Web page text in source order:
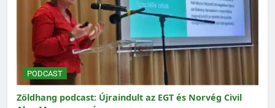
PODCAST
Zöldhang podcast: Újraindult az EGT és Norvég Civil